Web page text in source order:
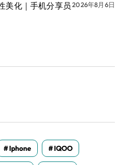
美化｜手机分享员2026年8月6日
Iphone IQOO